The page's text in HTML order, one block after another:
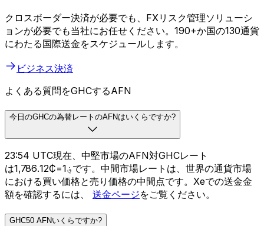
クロスボーダー決済が必要でも、FXリスク管理ソリューシ
ョンが必要でも当社にお任せください。190+か国の130通貨
にわたる国際送金をスケジュールします。
ビジネス決済
よくある質問をGHCするAFN
今日のGHCの為替レートのAFNはいくらですか?
23:54 UTC現在、中堅市場のAFN対GHCレート
は؋1=₵1,786.12です。中間市場レートは、世界の通貨市場
における買い価格と売り価格の中間点です。Xeでの送金金
額を確認するには、 送金ページをご覧ください。
GHC50 AFNいくらですか?